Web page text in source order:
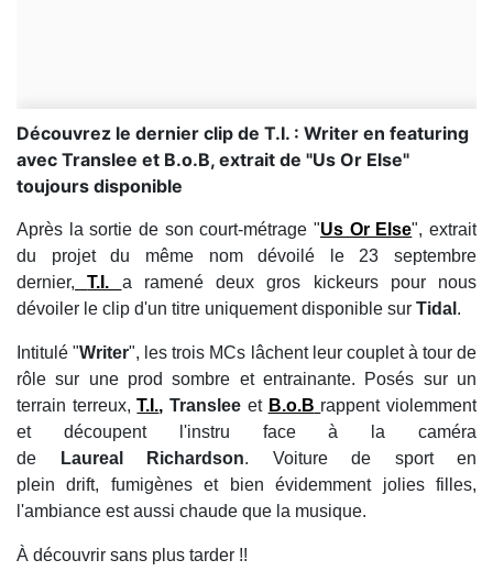
Découvrez le dernier clip de T.I. : Writer en featuring
avec Translee et B.o.B, extrait de "Us Or Else"
toujours disponible
Après la sortie de son court-métrage "Us Or Else", extrait
du projet du même nom dévoilé le 23 septembre
dernier,
T.I. a ramené deux gros kickeurs pour nous
dévoiler le clip d'un titre uniquement disponible sur Tidal .
Intitulé "Writer", les trois MCs lâchent leur couplet à tour de
rôle sur une prod sombre et entrainante. Posés sur un
terrain terreux,T.I., Translee et B.o.B rappent violemment
et découpent l'instru face à la caméra
de
Laureal Richardson. Voiture de sport en
plein drift, fumigènes et bien évidemment jolies filles,
l'ambiance est aussi chaude que la musique.
À découvrir sans plus tarder !!